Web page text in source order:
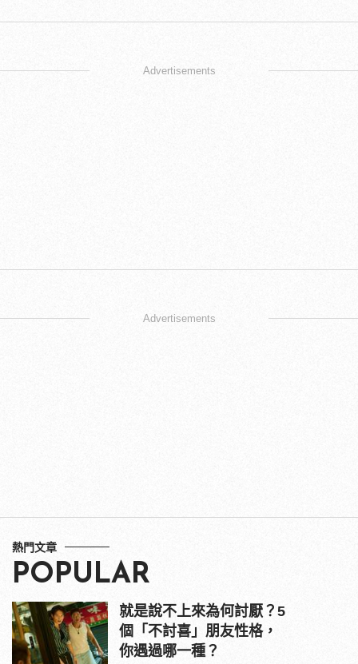
Advertisements
Advertisements
熱門文章
POPULAR
就是說不上來為何討厭？5
個「不討喜」朋友性格，
你遇過哪一種？